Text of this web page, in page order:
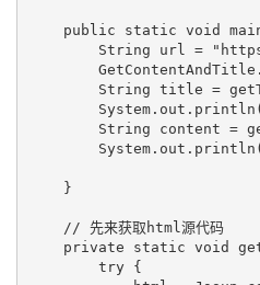
public static void
String url = "https://
String title =
String content =
System.out.println("
}
// 先来获取html源代码
private static void
try {